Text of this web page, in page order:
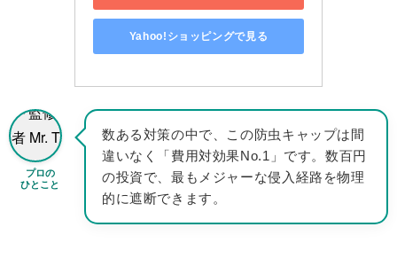
Yahoo!ショッピングで見る
プロの
ひとこと
数ある対策の中で、この防虫キャップは間
違いなく「費用対効果No.1」です。数百円
の投資で、最もメジャーな侵入経路を物理
的に遮断できます。